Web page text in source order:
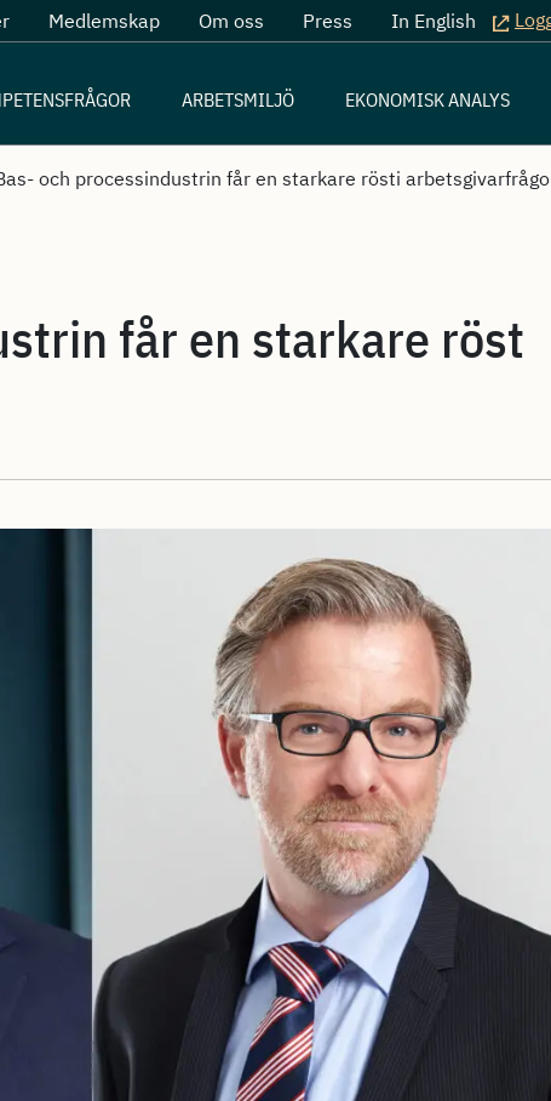
Medlemskap Om oss Press In English
ARBETSMILJÖ EKONOMISK ANALYS
och processindustrin får en starkare rösti
får en starkare röst